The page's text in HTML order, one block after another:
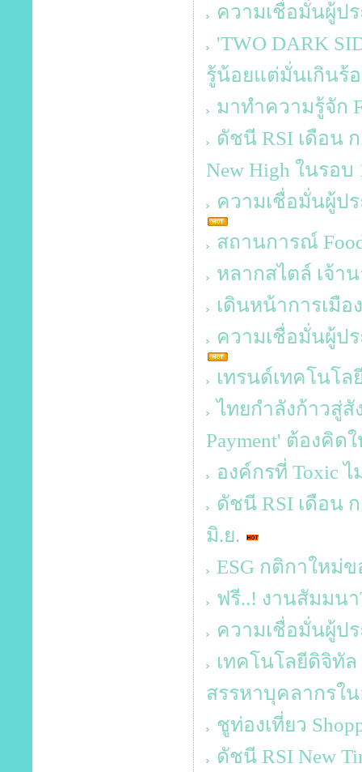
ความเชื่อมั่นผู้ป
'TWO DARK
รู้น้อยแต่มั่นเกินร้
มาทำความรู้จัก
ดัชนี RSI เดือน
New High ในรอบ
ความเชื่อมั่นผู้ป
สถานการณ์
หลากสไตล์ เจ้า
เดินหน้าการเมือ
ความเชื่อมั่นผู้ป
เทรนด์เทคโนโ
ไทยกำลังก้าวสู่สั
Payment' ต้องคิด
องค์กรที่ Toxic
ดัชนี RSI เดือน
มิ.ย.
ESG กติกาใหม่
ฟรี..! งานสัมมนา
ความเชื่อมั่นผู้ป
เทคโนโลยีดิจิทั
สรรหาบุคลากรใ
ชูท่องเที่ยว
ดัชนี RSI New